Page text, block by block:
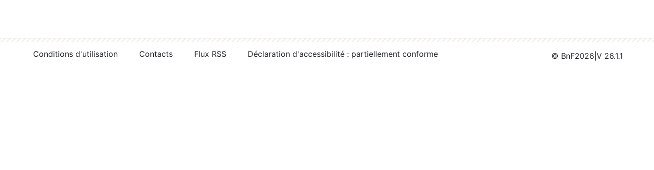
Conditions d'utilisation Contacts Flux RSS Déclaration d'accessibilité : partiellement conforme © BnF2026 V 26.1.1